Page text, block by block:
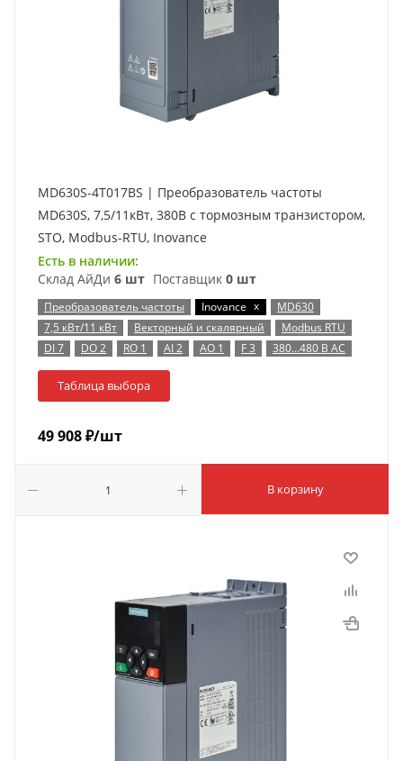
MD630S-4T017BS | Преобразователь частоты
MD630S, 7,5/11кВт, 380В с тормозным транзистором,
STO, Modbus-RTU, Inovance
Есть в наличии:
Склад АйДи 6 шт Поставщик 0 шт
Преобразователь частоты Inovance x
MD630
7,5 кВт/11 кВт
Векторный и скалярный
Modbus RTU
DI 7
DO 2 RO 1 AI 2 AO 1 F 3 380…480 В AC
Таблица выбора
49 908₽/шт
В корзину